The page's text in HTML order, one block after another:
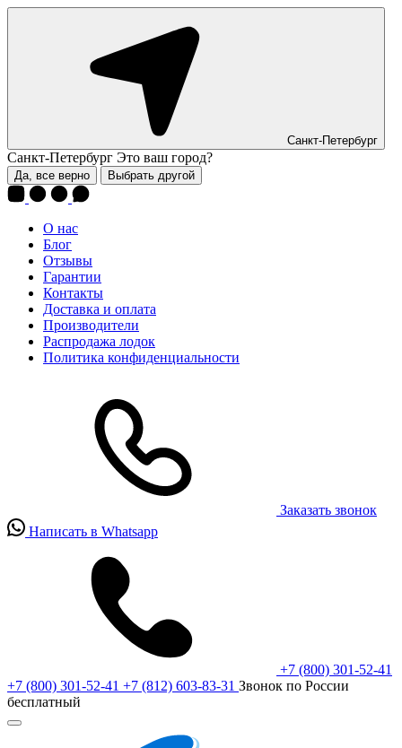
Санкт-Петербург
Санкт-Петербург Это ваш город?
Да, все верно Выбрать другой
О нас
Блог
Отзывы
Гарантии
Контакты
Доставка и оплата
Производители
Распродажа лодок
Политика конфиденциальности
Заказать звонок
Написать в Whatsapp
+7 (800) 301-52-41
+7 (800) 301-52-41 +7 (812) 603-83-31 Звонок по России
бесплатный